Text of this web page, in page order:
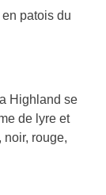
patois du
Highland se
de lyre et
rouge,